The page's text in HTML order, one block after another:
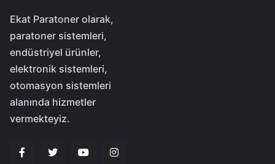
Ekat Paratoner olarak,
paratoner sistemleri,
endüstriyel ürünler,
elektronik sistemleri,
otomasyon sistemleri
alanında hizmetler
vermekteyiz.